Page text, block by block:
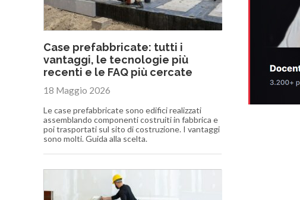
Case prefabbricate: tutti i
vantaggi, le tecnologie più
recenti e le FAQ più cercate
18 Maggio 2026
Le case prefabbricate sono edifici realizzati
assemblando componenti costruiti in fabbrica e
poi trasportati sul sito di costruzione. I vantaggi
sono molti. Guida alla scelta.